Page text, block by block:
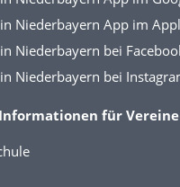
für Vereine